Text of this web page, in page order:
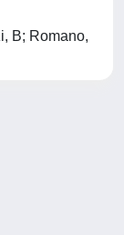
B; Romano,